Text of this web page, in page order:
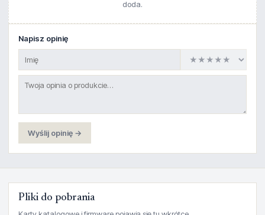
doda.
Napisz opinię
Wyślij opinię →
Pliki do pobrania